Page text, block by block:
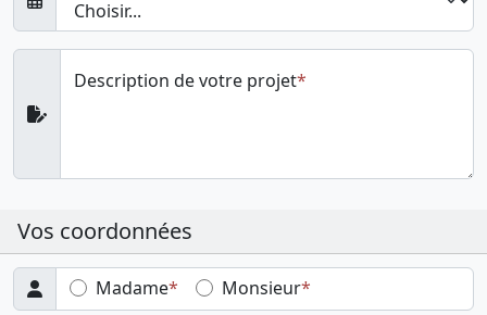
Description de votre projet
Vos coordonnées
Madame Monsieur